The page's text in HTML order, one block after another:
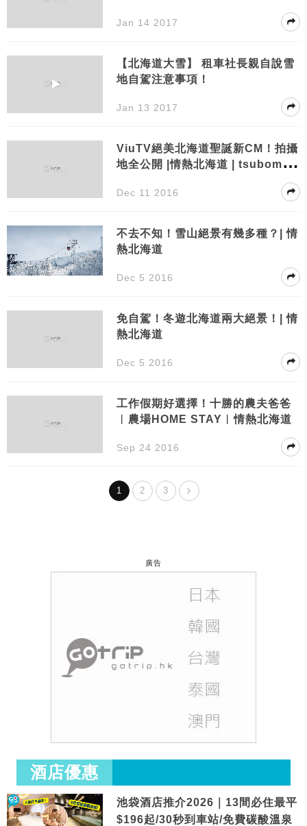
Jan 14 2017
【北海道大雪】 租車社長親自說雪
地自駕注意事項！
Jan 13 2017
ViuTV絕美北海道聖誕新CM！拍攝
地全公開 |情熱北海道 | tsubomi.li
Dec 11 2016
不去不知！雪山絕景有幾多種？| 情
熱北海道
Dec 5 2016
免自駕！冬遊北海道兩大絕景！| 情
熱北海道
Dec 5 2016
工作假期好選擇！十勝的農夫爸爸
︱農場HOME STAY︱情熱北海道
Sep 24 2016
1 2 3
廣告
酒店優惠
池袋酒店推介2026｜13間必住最平
$196起/30秒到車站/免費碳酸溫泉